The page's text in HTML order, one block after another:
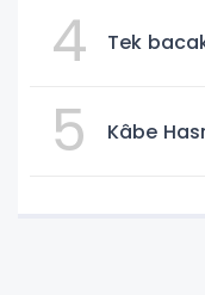
4 Tek
5 Kâbe